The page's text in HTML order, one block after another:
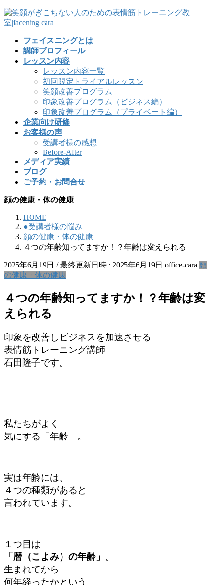
フェイスニングとは
講師プロフィール
レッスン内容
レッスン内容一覧
初回限定トライアルレッスン
笑顔改善プログラム
印象改善プログラム（ビジネス編）
印象改善プログラム（プライベート編）
企業向け研修
お客様の声
受講者様の感想
Before-After
メディア実績
ブログ
ご予約・お問合せ
顔の健康・体の健康
HOME
●受講者様の悩み
顔の健康・体の健康
４つの年齢知ってますか！？年齢は変えられる
2025年6月19日 / 最終更新日時 : 2025年6月19日 office-cara 顔
の健康・体の健康
４つの年齢知ってますか！？年齢は変
えられる
印象を改善しビジネスを加速させる
表情筋トレーニング講師
石田隆子です。
私たちがよく
気にする「年齢」。
実は年齢には、
４つの種類があると
言われています。
１つ目は
「暦（こよみ）の年齢」 。
生まれてから
何年経ったかという